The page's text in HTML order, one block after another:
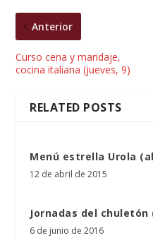
Anterior
Curso cena y maridaje,
cocina italiana (jueves, 9)
RELATED POSTS
Menú estrella Urola
12 de abril de 2015
Jornadas del
6 de junio de 2016